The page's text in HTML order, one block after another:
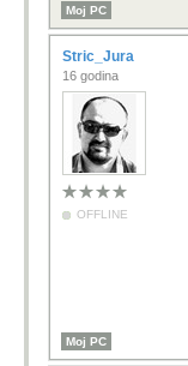
Moj PC
Stric_Jura
16 godina
OFFLINE
Moj PC